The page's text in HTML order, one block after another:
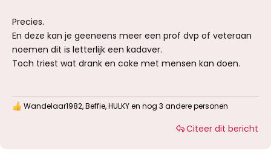
Precies.
En deze kan je geeneens meer een prof dvp of veteraan
noemen dit is letterlijk een kadaver.
Toch triest wat drank en coke met mensen kan doen.
W Wandelaar1982,Beffie,HULKYen nog 3 andere personen
Citeer dit bericht